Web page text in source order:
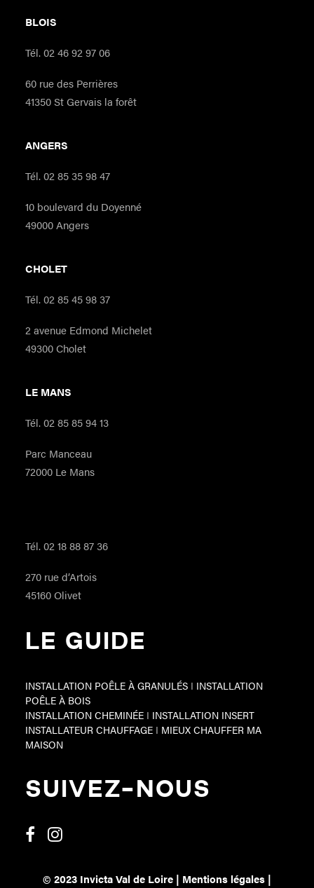
BLOIS
Tél. 02 46 92 97 06
60 rue des Perrières
41350 St Gervais la forêt
ANGERS
Tél. 02 85 35 98 47
10 boulevard du Doyenné
49000 Angers
CHOLET
Tél. 02 85 45 98 37
2 avenue Edmond Michelet
49300 Cholet
LE MANS
Tél. 02 85 85 94 13
Parc Manceau
72000 Le Mans
Tél. 02 18 88 87 36
270 rue d’Artois
45160 Olivet
LE GUIDE
INSTALLATION POÊLE À GRANULÉS I INSTALLATION
POÊLE À BOIS
INSTALLATION CHEMINÉE I INSTALLATION INSERT
INSTALLATEUR CHAUFFAGE I MIEUX CHAUFFER MA
MAISON
SUIVEZ-NOUS
© 2023 Invicta Val de Loire | Mentions légales |